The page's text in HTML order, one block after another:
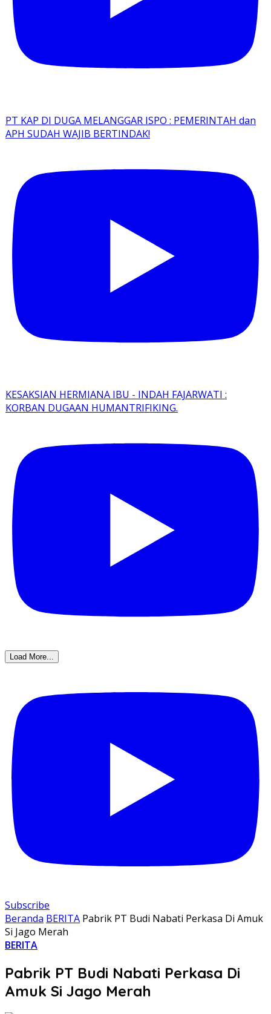
PT KAP DI DUGA MELANGGAR ISPO : PEMERINTAH dan
APH SUDAH WAJIB BERTINDAK!
KESAKSIAN HERMIANA IBU - INDAH FAJARWATI :
KORBAN DUGAAN HUMANTRIFIKING.
Load More...
Subscribe
Beranda BERITA Pabrik PT Budi Nabati Perkasa Di Amuk
Si Jago Merah
BERITA
Pabrik PT Budi Nabati Perkasa Di
Amuk Si Jago Merah